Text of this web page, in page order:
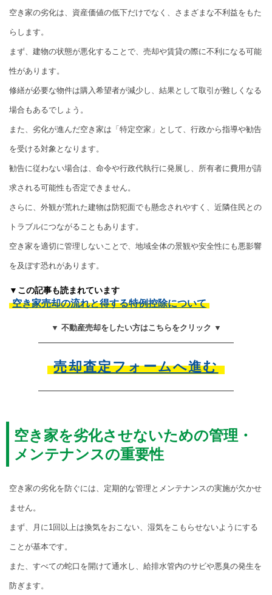
空き家の劣化は、資産価値の低下だけでなく、さまざまな不利益をもた
らします。
まず、建物の状態が悪化することで、売却や賃貸の際に不利になる可能
性があります。
修繕が必要な物件は購入希望者が減少し、結果として取引が難しくなる
場合もあるでしょう。
また、劣化が進んだ空き家は「特定空家」として、行政から指導や勧告
を受ける対象となります。
勧告に従わない場合は、命令や行政代執行に発展し、所有者に費用が請
求される可能性も否定できません。
さらに、外観が荒れた建物は防犯面でも懸念されやすく、近隣住民との
トラブルにつながることもあります。
空き家を適切に管理しないことで、地域全体の景観や安全性にも悪影響
を及ぼす恐れがあります。
▼この記事も読まれています
空き家売却の流れと得する特例控除について
▼ 不動産売却をしたい方はこちらをクリック ▼
売却査定フォームへ進む
空き家を劣化させないための管理・
メンテナンスの重要性
空き家の劣化を防ぐには、定期的な管理とメンテナンスの実施が欠かせ
ません。
まず、月に1回以上は換気をおこない、湿気をこもらせないようにする
ことが基本です。
また、すべての蛇口を開けて通水し、給排水管内のサビや悪臭の発生を
防ぎます。